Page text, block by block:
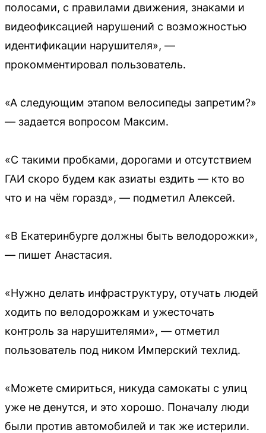
полосами, с правилами движения, знаками и
видеофиксацией нарушений с возможностью
идентификации нарушителя», —
прокомментировал пользователь.
«А следующим этапом велосипеды запретим?»
— задается вопросом Максим.
«С такими пробками, дорогами и отсутствием
ГАИ скоро будем как азиаты ездить — кто во
что и на чём горазд», — подметил Алексей.
«В Екатеринбурге должны быть велодорожки»,
— пишет Анастасия.
«Нужно делать инфраструктуру, отучать людей
ходить по велодорожкам и ужесточать
контроль за нарушителями», — отметил
пользователь под ником Имперский техлид.
«Можете смириться, никуда самокаты с улиц
уже не денутся, и это хорошо. Поначалу люди
были против автомобилей и так же истерили.